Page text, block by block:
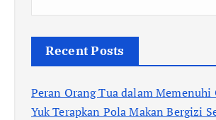
Recent Posts
Peran Orang Tua dalam Memenuhi
Yuk Terapkan Pola Makan Bergizi